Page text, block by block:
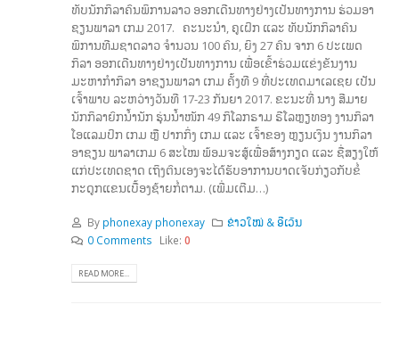
ທັບນັກກິລາຄົນພິການລາວ ອອກເດີນທາງຢ່າງເປັນທາງການ ຮ່ວມອາ
ຊຽນພາລາ ເກມ 2017. ຄະນະນຳ, ຄູເຝິກ ແລະ ທັບນັກກິລາຄົນ
ພິການທີມຊາດລາວ ຈຳນວນ 100 ຄົນ, ຍິງ 27 ຄົນ ຈາກ 6 ປະເພດ
ກິລາ ອອກເດີນທາງຢ່າງເປັນທາງການ ເພື່ອເຂົ້າຮ່ວມແຂ່ງຂັນງານ
ມະຫາກຳກິລາ ອາຊຽນພາລາ ເກມ ຄັ້ງທີ 9 ທີ່ປະເທດມາເລເຊຍ ເປັນ
ເຈົ້າພາບ ລະຫວ່າງວັນທີ 17-23 ກັນຍາ 2017. ຂະນະທີ່ ນາງ ສີມາຍ
ນັກກິລາຍົກນໍ້ານັກ ຮຸ່ນນໍ້າໜັກ 49 ກິໂລກຣາມ ຣີໂລຫຼຽທອງ ງານກິລາ
ໂອແລມປິກ ເກມ ຫຼື ປາກກິ່ງ ເກມ ແລະ ເຈົ້າຂອງ ຫຼຽນເງິນ ງານກິລາ
ອາຊຽນ ພາລາເກມ 6 ສະໄໝ ພ້ອມຈະສູ້ເພື່ອສ້າງກຽດ ແລະ ຊື່ສຽງໃຫ້
ແກ່ປະເທດຊາດ ເຖິງຕົນເອງຈະໄດ້ຮັບອາການບາດເຈັບກ່ຽວກັບຂໍ່
ກະດູກແຂນເບື້ອງຊ້າຍກໍ່ຕາມ. (ເພີ່ມເຕີມ…)
By phonexay phonexay
ຂ່າວໃໝ່ & ອີເວັນ
0 Comments
Like: 0
READ MORE...